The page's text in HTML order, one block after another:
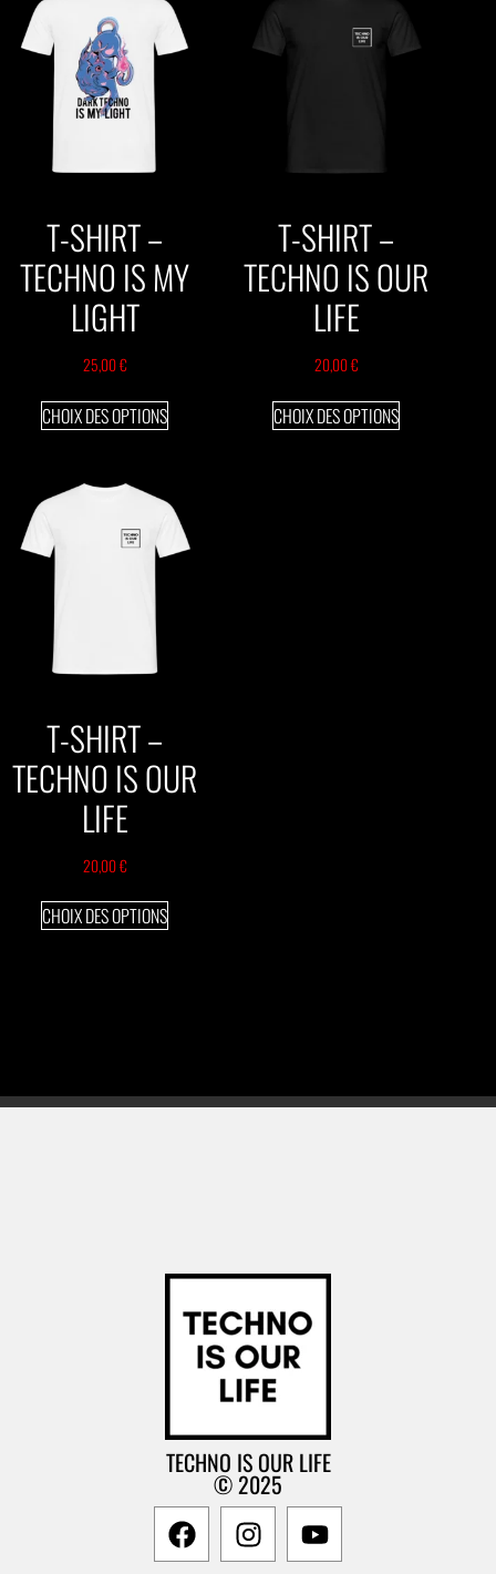
T-SHIRT –
TECHNO IS MY
LIGHT
25,00€
CHOIX DES OPTIONS
T-SHIRT –
TECHNO IS OUR
LIFE
20,00€
CHOIX DES OPTIONS
T-SHIRT –
TECHNO IS OUR
LIFE
20,00€
CHOIX DES OPTIONS
TECHNO IS OUR LIFE
© 2025